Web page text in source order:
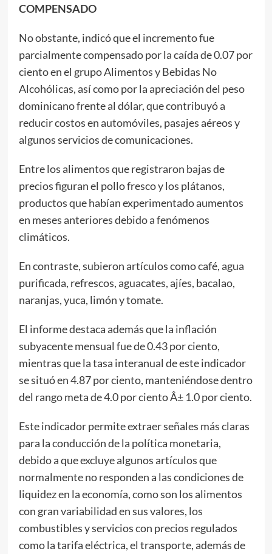
COMPENSADO
No obstante, indicó que el incremento fue
parcialmente compensado por la caída de 0.07 por
ciento en el grupo Alimentos y Bebidas No
Alcohólicas, así como por la apreciación del peso
dominicano frente al dólar, que contribuyó a
reducir costos en automóviles, pasajes aéreos y
algunos servicios de comunicaciones.
Entre los alimentos que registraron bajas de
precios figuran el pollo fresco y los plátanos,
productos que habían experimentado aumentos
en meses anteriores debido a fenómenos
climáticos.
En contraste, subieron artículos como café, agua
purificada, refrescos, aguacates, ajíes, bacalao,
naranjas, yuca, limón y tomate.
El informe destaca además que la inflación
subyacente mensual fue de 0.43 por ciento,
mientras que la tasa interanual de este indicador
se situó en 4.87 por ciento, manteniéndose dentro
del rango meta de 4.0 por ciento Â± 1.0 por ciento.
Este indicador permite extraer señales más claras
para la conducción de la política monetaria,
debido a que excluye algunos artículos que
normalmente no responden a las condiciones de
liquidez en la economía, como son los alimentos
con gran variabilidad en sus valores, los
combustibles y servicios con precios regulados
como la tarifa eléctrica, el transporte, además de